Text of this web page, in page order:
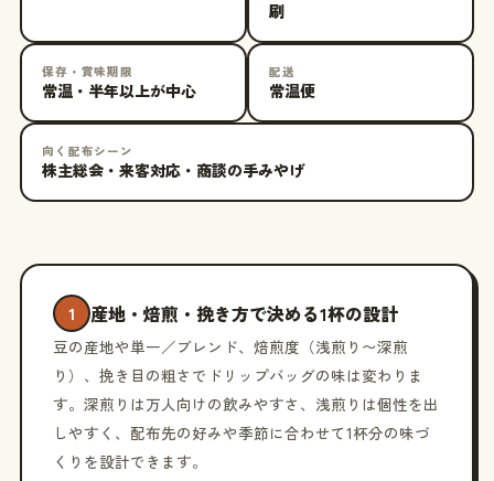
刷
保存・賞味期限
常温・半年以上が中心
配送
常温便
向く配布シーン
株主総会・来客対応・商談の手みやげ
1 産地・焙煎・挽き方で決める1杯の設計
豆の産地や単一／ブレンド、焙煎度（浅煎り〜深煎
り）、挽き目の粗さでドリップバッグの味は変わりま
す。深煎りは万人向けの飲みやすさ、浅煎りは個性を出
しやすく、配布先の好みや季節に合わせて1杯分の味づ
くりを設計できます。